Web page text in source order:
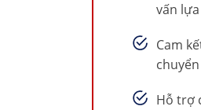
vấn
Cam
Hỗ trợ